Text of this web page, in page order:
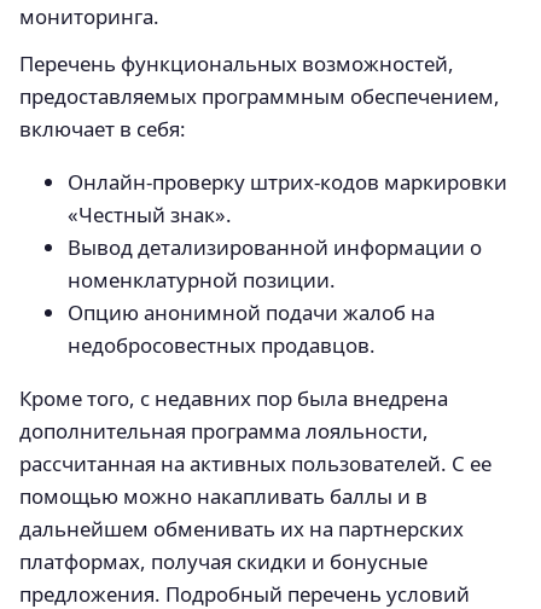
мониторинга.
Перечень функциональных возможностей,
предоставляемых программным обеспечением,
включает в себя:
Онлайн-проверку штрих-кодов маркировки
«Честный знак».
Вывод детализированной информации о
номенклатурной позиции.
Опцию анонимной подачи жалоб на
недобросовестных продавцов.
Кроме того, с недавних пор была внедрена
дополнительная программа лояльности,
рассчитанная на активных пользователей. С ее
помощью можно накапливать баллы и в
дальнейшем обменивать их на партнерских
платформах, получая скидки и бонусные
предложения. Подробный перечень условий